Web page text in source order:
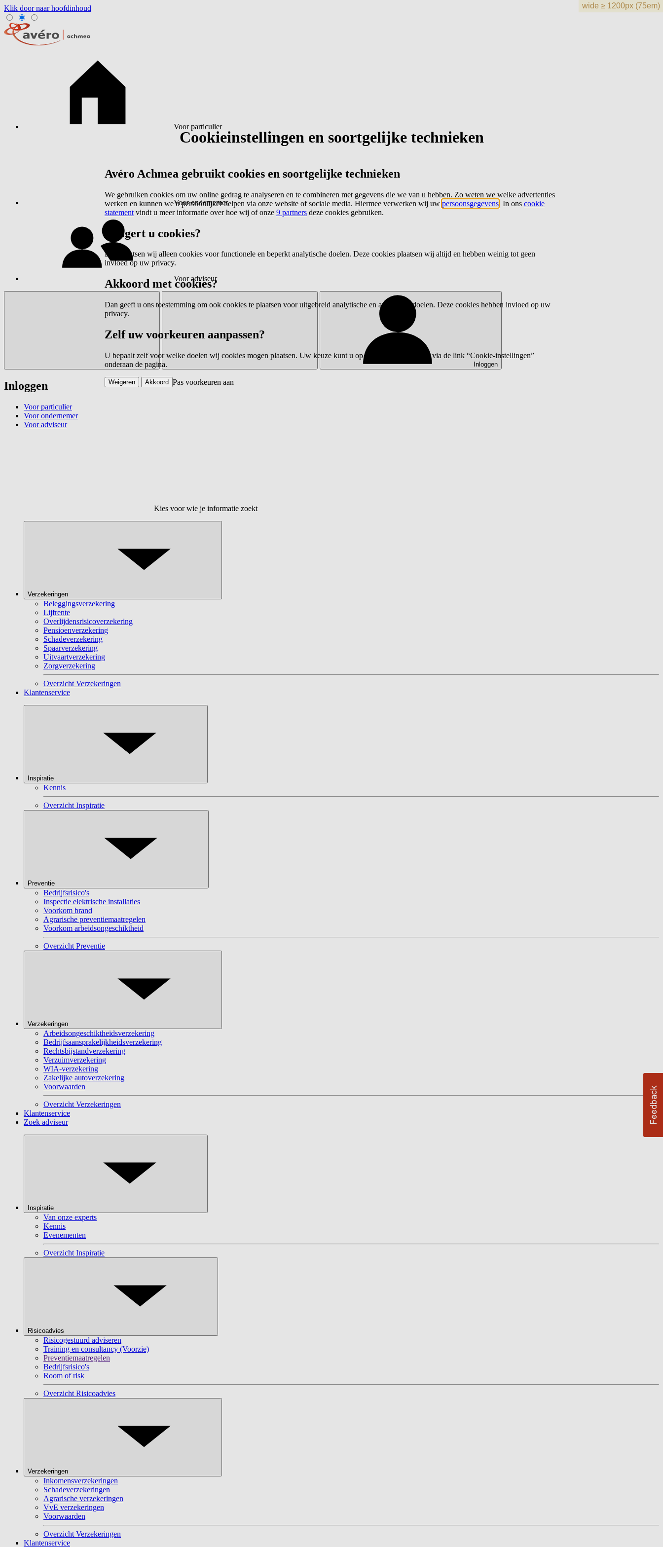
Klik door naar hoofdinhoud
Voor particulier
Voor ondernemer
Voor adviseur
Inloggen
Inloggen
Voor particulier
Voor ondernemer
Voor adviseur
Kies voor wie je informatie zoekt
Verzekeringen
Beleggingsverzekering
Lijfrente
Overlijdensrisicoverzekering
Pensioenverzekering
Schadeverzekering
Spaarverzekering
Uitvaartverzekering
Zorgverzekering
Overzicht Verzekeringen
Klantenservice
Inspiratie
Kennis
Overzicht Inspiratie
Preventie
Bedrijfsrisico's
Inspectie elektrische installaties
Voorkom brand
Agrarische preventiemaatregelen
Voorkom arbeidsongeschiktheid
Overzicht Preventie
Verzekeringen
Arbeidsongeschiktheidsverzekering
Bedrijfsaansprakelijkheidsverzekering
Rechtsbijstandverzekering
Verzuimverzekering
WIA-verzekering
Zakelijke autoverzekering
Voorwaarden
Overzicht Verzekeringen
Klantenservice
Zoek adviseur
Inspiratie
Van onze experts
Kennis
Evenementen
Overzicht Inspiratie
Risicoadvies
Risicogestuurd adviseren
Training en consultancy (Voorzie)
Preventiemaatregelen
Bedrijfsrisico's
Room of risk
Overzicht Risicoadvies
Verzekeringen
Inkomensverzekeringen
Schadeverzekeringen
Agrarische verzekeringen
VvE verzekeringen
Voorwaarden
Overzicht Verzekeringen
Klantenservice
Cookieinstellingen en soortgelijke technieken
Avéro Achmea gebruikt cookies en soortgelijke technieken
We gebruiken cookies om uw online gedrag te analyseren en te combineren met gegevens die we van u hebben. Zo weten we welke advertenties
werken en kunnen we u persoonlijker helpen via onze website of sociale media. Hiermee verwerken wij uw persoonsgegevens . In ons cookie
statement vindt u meer informatie over hoe wij of onze 9 partners deze cookies gebruiken.
Weigert u cookies?
Dan plaatsen wij alleen cookies voor functionele en beperkt analytische doelen. Deze cookies plaatsen wij altijd en hebben weinig tot geen
invloed op uw privacy.
Akkoord met cookies?
Dan geeft u ons toestemming om ook cookies te plaatsen voor uitgebreid analytische en advertentiedoelen. Deze cookies hebben invloed op uw
privacy.
Zelf uw voorkeuren aanpassen?
U bepaalt zelf voor welke doelen wij cookies mogen plaatsen. Uw keuze kunt u op elk moment wijzigen via de link “Cookie-instellingen”
onderaan de pagina.
Pas voorkeuren aan
Weigeren Akkoord